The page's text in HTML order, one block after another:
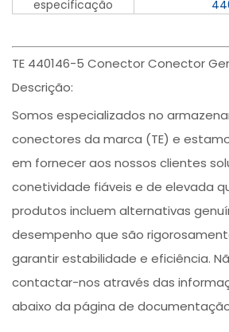
especificação
TE 440146-5 Conector Conector
Descrição:
Somos especializados no
conectores da marca (TE) e
em fornecer aos nossos clientes
conetividade fiáveis e de elevada
produtos incluem alternativas
desempenho que são
garantir estabilidade e eficiência.
contactar-nos através das
abaixo da página de